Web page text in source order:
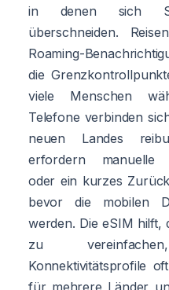
in denen sich
überschneiden.
Roaming-
die
viele Menschen
Telefone verbinden
neuen Landes
erfordern manuelle
oder ein kurzes
bevor die mobilen
werden. Die eSIM hilft,
zu
Konnektivitätsprofile
für mehrere Länder